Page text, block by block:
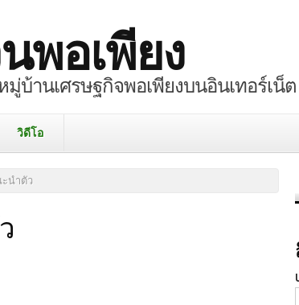
พอเพียง
มู่บ้านเศรษฐกิจพอเพียงบนอินเทอร์เน็
วิดีโอ
นำตัว